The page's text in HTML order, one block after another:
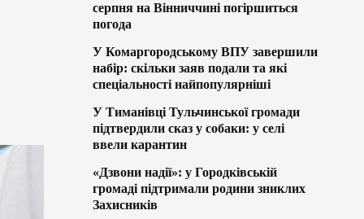
серпня на Вінниччині погіршиться
погода
У Комаргородському ВПУ завершили
набір: скільки заяв подали та які
спеціальності найпопулярніші
У Тиманівці Тульчинської громади
підтвердили сказ у собаки: у селі
ввели карантин
«Дзвони надії»: у Городківській
громаді підтримали родини зниклих
Захисників